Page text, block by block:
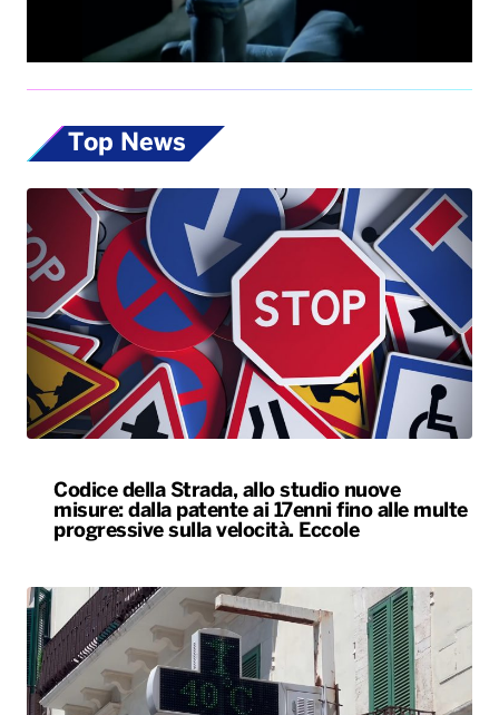
Top News
Codice della Strada, allo studio nuove
misure: dalla patente ai 17enni fino alle multe
progressive sulla velocità. Eccole